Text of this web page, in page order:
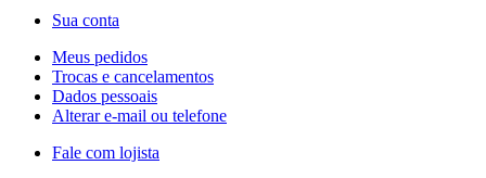
Sua conta
Meus pedidos
Trocas e cancelamentos
Dados pessoais
Alterar e-mail ou telefone
Fale com lojista